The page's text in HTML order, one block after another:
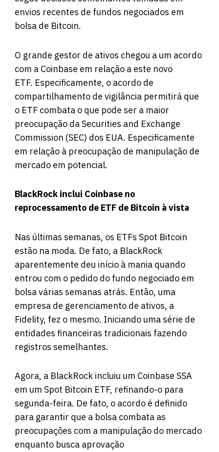
envios recentes de fundos negociados em
bolsa de Bitcoin.
O grande gestor de ativos chegou a um acordo
com a Coinbase em relação a este novo
ETF. Especificamente, o acordo de
compartilhamento de vigilância permitirá que
o ETF combata o que pode ser a maior
preocupação da Securities and Exchange
Commission (SEC) dos EUA. Especificamente
em relação à preocupação de manipulação de
mercado em potencial.
BlackRock inclui Coinbase no
reprocessamento de ETF de Bitcoin à vista
Nas últimas semanas, os ETFs Spot Bitcoin
estão na moda. De fato, a BlackRock
aparentemente deu início à mania quando
entrou com o pedido do fundo negociado em
bolsa várias semanas atrás. Então, uma
empresa de gerenciamento de ativos, a
Fidelity, fez o mesmo. Iniciando uma série de
entidades financeiras tradicionais fazendo
registros semelhantes.
Agora, a BlackRock incluiu um Coinbase SSA
em um Spot Bitcoin ETF, refinando-o para
segunda-feira. De fato, o acordo é definido
para garantir que a bolsa combata as
preocupações com a manipulação do mercado
enquanto busca aprovação